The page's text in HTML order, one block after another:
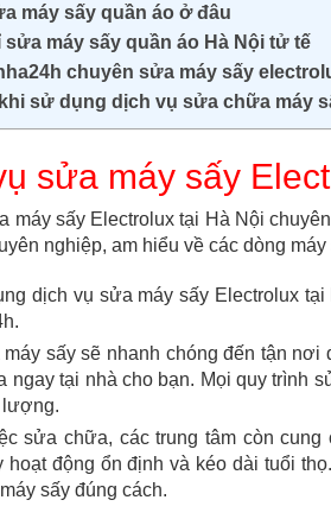
máy sấy quần áo ở đâu
máy sấy quần áo Hà Nội tử tế
chuyên sửa máy sấy
sử dụng dịch vụ sửa chữa máy
sửa máy sấy
máy sấy Electrolux tại Hà Nội
nghiệp, am hiểu về các dòng
dịch vụ sửa máy sấy Electrolux
sấy sẽ nhanh chóng đến tận nơi
ngay tại nhà cho bạn. Mọi quy trình
lượng.
sửa chữa, các trung tâm còn
hoạt động ổn định và kéo dài tuổi
sấy đúng cách.